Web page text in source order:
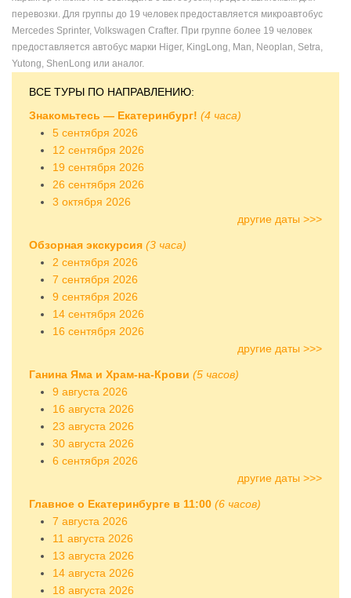
перевозки. Для группы до 19 человек предоставляется микроавтобус
Mercedes Sprinter, Volkswagen Crafter. При группе более 19 человек
предоставляется автобус марки Higer, KingLong, Man, Neoplan, Setra,
Yutong, ShenLong или аналог.
ВСЕ ТУРЫ ПО НАПРАВЛЕНИЮ:
Знакомьтесь — Екатеринбург! (4 часа)
5 сентября 2026
12 сентября 2026
19 сентября 2026
26 сентября 2026
3 октября 2026
другие даты >>>
Обзорная экскурсия (3 часа)
2 сентября 2026
7 сентября 2026
9 сентября 2026
14 сентября 2026
16 сентября 2026
другие даты >>>
Ганина Яма и Храм-на-Крови (5 часов)
9 августа 2026
16 августа 2026
23 августа 2026
30 августа 2026
6 сентября 2026
другие даты >>>
Главное о Екатеринбурге в 11:00 (6 часов)
7 августа 2026
11 августа 2026
13 августа 2026
14 августа 2026
18 августа 2026